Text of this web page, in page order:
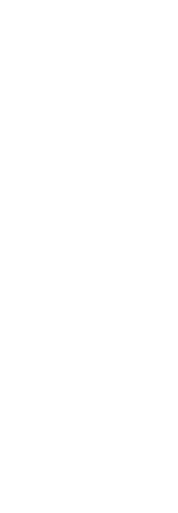
Sie müssen